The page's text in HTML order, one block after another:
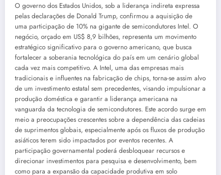
O governo dos Estados Unidos, sob a liderança indireta expressa
pelas declarações de Donald Trump, confirmou a aquisição de
uma participação de 10% na gigante de semicondutores Intel. O
negócio, orçado em US$ 8,9 bilhões, representa um movimento
estratégico significativo para o governo americano, que busca
fortalecer a soberania tecnológica do país em um cenário global
cada vez mais competitivo. A Intel, uma das empresas mais
tradicionais e influentes na fabricação de chips, torna-se assim alvo
de um investimento estatal sem precedentes, visando impulsionar a
produção doméstica e garantir a liderança americana na
vanguarda da tecnologia de semicondutores. Este acordo surge em
meio a preocupações crescentes sobre a dependência das cadeias
de suprimentos globais, especialmente após os fluxos de produção
asiáticos terem sido impactados por eventos recentes. A
participação governamental poderá desbloquear recursos e
direcionar investimentos para pesquisa e desenvolvimento, bem
como para a expansão da capacidade produtiva em solo